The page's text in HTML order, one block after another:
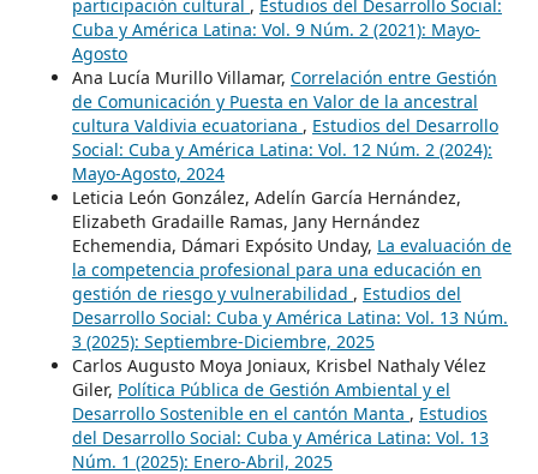
participación cultural , Estudios del Desarrollo Social:
Cuba y América Latina: Vol. 9 Núm. 2 (2021): Mayo-
Agosto
Ana Lucía Murillo Villamar, Correlación entre Gestión
de Comunicación y Puesta en Valor de la ancestral
cultura Valdivia ecuatoriana , Estudios del Desarrollo
Social: Cuba y América Latina: Vol. 12 Núm. 2 (2024):
Mayo-Agosto, 2024
Leticia León González, Adelín García Hernández,
Elizabeth Gradaille Ramas, Jany Hernández
Echemendia, Dámari Expósito Unday, La evaluación de
la competencia profesional para una educación en
gestión de riesgo y vulnerabilidad , Estudios del
Desarrollo Social: Cuba y América Latina: Vol. 13 Núm.
3 (2025): Septiembre-Diciembre, 2025
Carlos Augusto Moya Joniaux, Krisbel Nathaly Vélez
Giler, Política Pública de Gestión Ambiental y el
Desarrollo Sostenible en el cantón Manta , Estudios
del Desarrollo Social: Cuba y América Latina: Vol. 13
Núm. 1 (2025): Enero-Abril, 2025